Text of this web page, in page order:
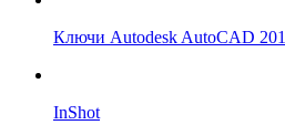
Ключи Autodesk AutoCAD
InShot